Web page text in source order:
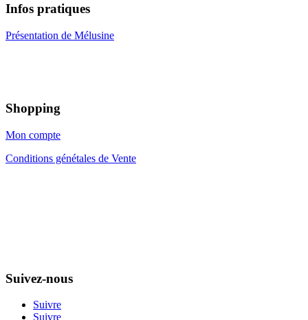
Infos pratiques
Présentation de Mélusine
Shopping
Mon compte
Conditions génétales de Vente
Suivez-nous
Suivre
Suivre